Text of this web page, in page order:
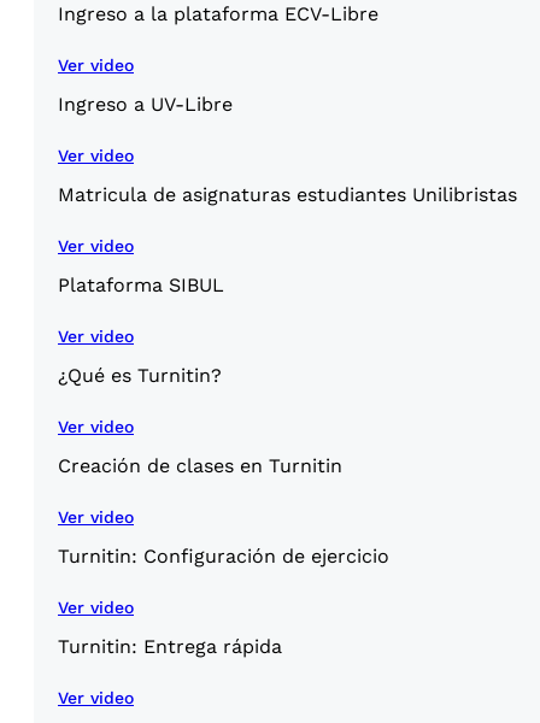
Ingreso a la plataforma ECV-Libre
Ver video
Ingreso a UV-Libre
Ver video
Matricula de asignaturas estudiantes Unilibristas
Ver video
Plataforma SIBUL
Ver video
¿Qué es Turnitin?
Ver video
Creación de clases en Turnitin
Ver video
Turnitin: Configuración de ejercicio
Ver video
Turnitin: Entrega rápida
Ver video